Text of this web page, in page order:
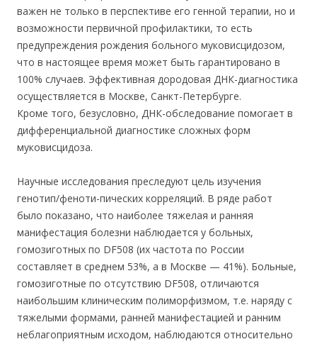
важен не только в перспективе его генной терапии, но и
возможности первичной профилактики, то есть
предупреждения рождения больного муковисцидозом,
что в настоящее время может быть гарантировано в
100% случаев. Эффективная дородовая ДНК-диагностика
осуществляется в Москве, Санкт-Петербурге.
Кроме того, безусловно, ДНК-обследование помогает в
дифференциальной диагностике сложных форм
муковисцидоза.
Научные исследования преследуют цель изучения
генотип/феноти-пических корреляций. В ряде работ
было показано, что наиболее тяжелая и ранняя
манифестация болезни наблюдается у больных,
гомозиготных по DF508 (их частота по России
составляет в среднем 53%, а в Москве — 41%). Больные,
гомозиготные по отсутствию DF508, отличаются
наибольшим клиническим полиморфизмом, т.е. наряду с
тяжелыми формами, ранней манифестацией и ранним
неблагоприятным исходом, наблюдаются относительно